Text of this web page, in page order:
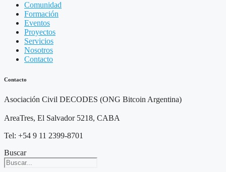
Comunidad
Formación
Eventos
Proyectos
Servicios
Nosotros
Contacto
Contacto
Asociación Civil DECODES (ONG Bitcoin Argentina)
AreaTres, El Salvador 5218, CABA
Tel: +54 9 11 2399-8701
Buscar